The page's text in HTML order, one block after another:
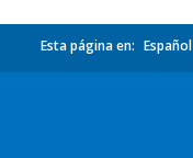
Esta página en: Español